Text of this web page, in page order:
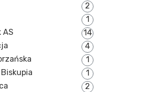
2
1
AS
14
4
1
1
2